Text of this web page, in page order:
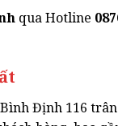
qua Hotline
Bình Định 116